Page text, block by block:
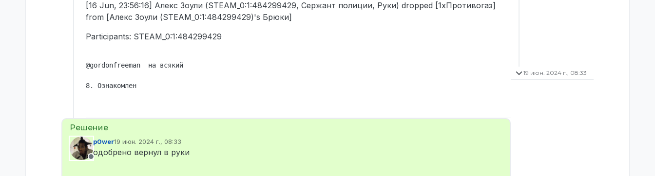
[16 Jun, 23:56:16] Алекс Зоули (STEAM_0:1:484299429, Сержант полиции, Руки) dropped [1xПротивогаз]
from [Алекс Зоули (STEAM_0:1:484299429)'s Брюки]
Participants: STEAM_0:1:484299429
@gordonfreeman  на всякий
8. Ознакомлен
Не в сети
p0wer19 июн. 2024 г., 08:33
отредактировано
одобрено вернул в руки
19 июн. 2024 г., 08:33